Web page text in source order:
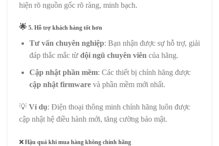
hiện rõ nguồn gốc rõ ràng, minh bạch.
🌟 5. Hỗ trợ khách hàng tốt hơn
Tư vấn chuyên nghiệp: Bạn nhận được sự hỗ trợ, giải
đáp thắc mắc từ đội ngũ chuyên viêncủa hãng.
Cập nhật phần mềm: Các thiết bị chính hãng được
cập nhật firmwarevà phần mềm mới nhất.
💡 Ví dụ: Điện thoại thông minh chính hãng luôn được
cập nhật hệ điều hành mới, tăng cường bảo mật.
❌Hậu quả khi mua hàng không chính hãng